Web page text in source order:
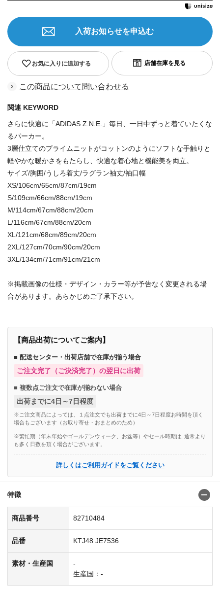
お気に入りに追加する
入荷お知らせを申込む
この商品について問い合わせる
関連 KEYWORD
さらに快適に「ADIDAS Z.N.E.」毎日、一日中ずっと着ていたくな
るパーカー。
3層仕立てのプライムニットがコットンのようにソフトな手触りと
軽やかな暖かさをもたらし、快適な着心地と機能美を両立。
サイズ/胸囲/うしろ着丈/ラグラン袖丈/袖口幅
XS/106cm/65cm/87cm/19cm
S/109cm/66cm/88cm/19cm
M/114cm/67cm/88cm/20cm
L/116cm/67cm/88cm/20cm
XL/121cm/68cm/89cm/20cm
2XL/127cm/70cm/90cm/20cm
3XL/134cm/71cm/91cm/21cm
※掲載画像の仕様・デザイン・カラー等が予告なく変更される場
合があります。あらかじめご了承下さい。
【商品出荷についてご案内】
■ 配送センター・出荷店舗で在庫が揃う場合
ご注文完了（ご決済完了）の翌日に出荷
■ 複数点ご注文で在庫が揃わない場合
出荷までに4日～7日程度
※ご注文商品によっては、１点注文でも出荷までに4日～7日程度お時間を頂く
場合もございます（お取り寄せ・おまとめのため）
※繁忙期（年末年始やゴールデンウィーク、お盆等）やセール時期は, 通常より
も多く日数を頂く場合がございます。
詳しくはご利用ガイドをご覧ください
特徴
商品番号 82710484
品番 KTJ48 JE7536
素材・生産国
-
生産国：-